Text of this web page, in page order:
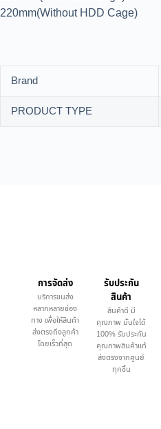
220mm(Without HDD Cage)
Brand
PRODUCT TYPE
การจัดส่ง
บริการขนส่ง
หลากหลายช่อง
ทาง เพื่อให้สินค้า
ส่งตรงถึงลูกค้า
โดยเร็วที่สุด
รับประกัน
สินค้า
สินค้าดี มี
คุณภาพ มั่นใจได้
100% รับประกัน
คุณภาพสินค้าแท้
ส่งตรงจากศูนย์
ทุกชิ้น